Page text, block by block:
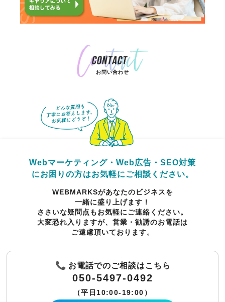
お問い合わせ
Webマーケティング・Web広告・SEO対策
にお困りの方はお気軽にご相談ください。
WEBMARKSがあなたのビジネスを
一緒に盛り上げます！
ささいな疑問点もお気軽にご連絡ください。
大変恐れ入りますが、営業・勧誘のお電話は
ご遠慮頂いております。
お電話でのご相談はこちら
050-5497-0492
（平日10:00-19:00）